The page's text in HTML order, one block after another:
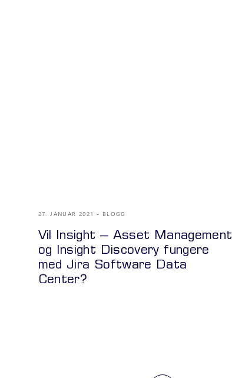
27. JANUAR 2021 BLOGG
Vil Insight – Asset Management
og Insight Discovery fungere
med Jira Software Data
Center?